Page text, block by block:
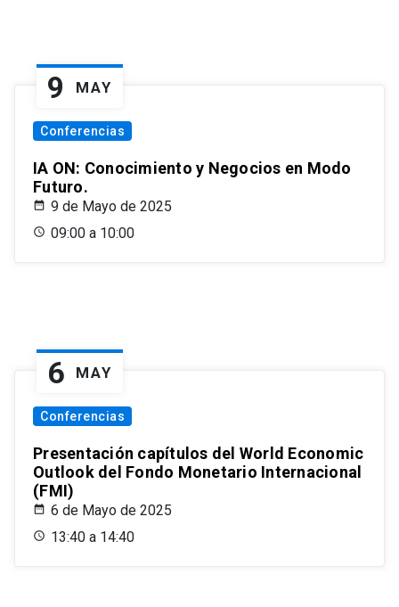
9 MAY
Conferencias
IA ON: Conocimiento y Negocios en Modo
Futuro.
9 de Mayo de 2025
09:00 a 10:00
6 MAY
Conferencias
Presentación capítulos del World Economic
Outlook del Fondo Monetario Internacional
(FMI)
6 de Mayo de 2025
13:40 a 14:40